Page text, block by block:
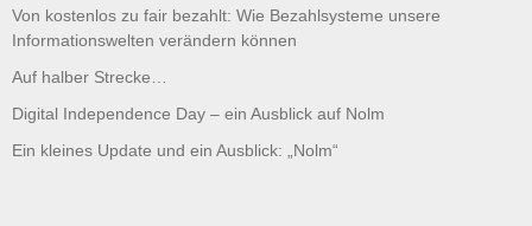
Von kostenlos zu fair bezahlt: Wie Bezahlsysteme unsere
Informationswelten verändern können
Auf halber Strecke…
Digital Independence Day – ein Ausblick auf Nolm
Ein kleines Update und ein Ausblick: „Nolm“